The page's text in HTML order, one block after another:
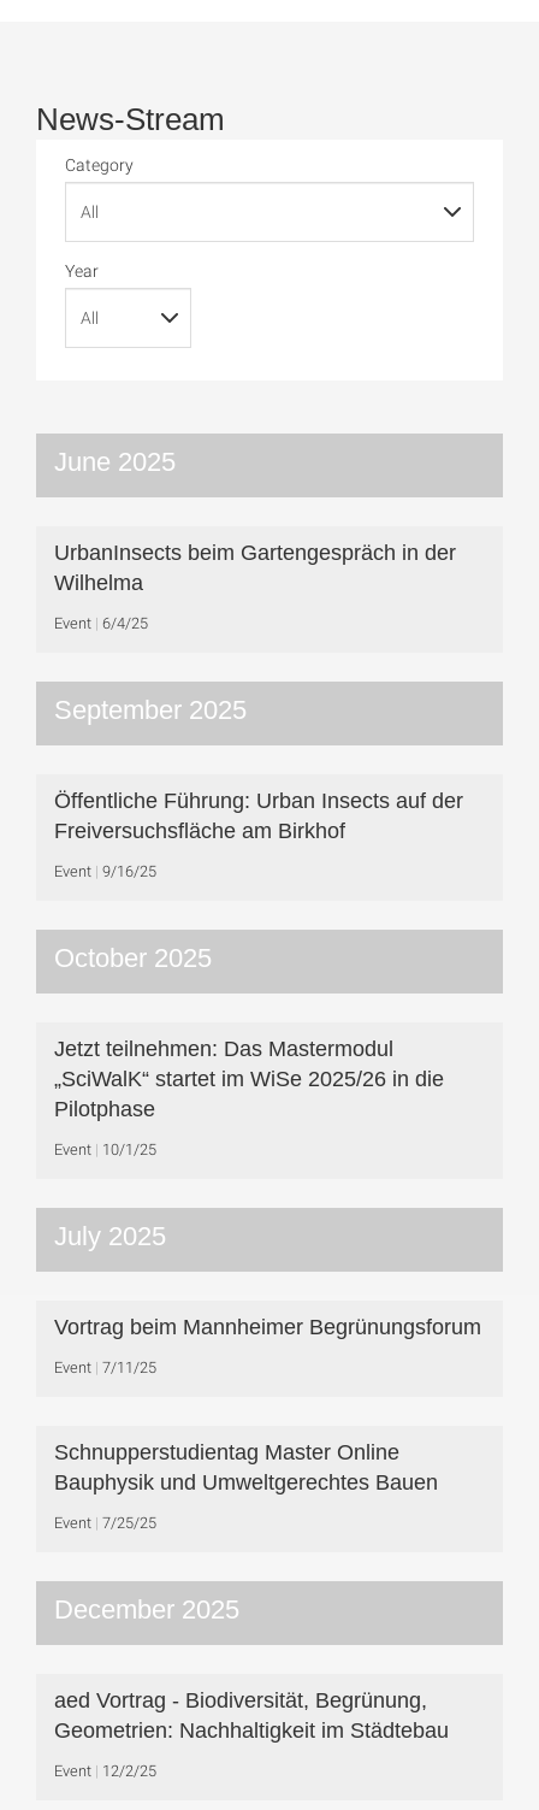
News-Stream
Category
Year
June 2025
UrbanInsects beim Gartengespräch in der
Wilhelma
Event 6/4/25
September 2025
Öffentliche Führung: Urban Insects auf der
Freiversuchsfläche am Birkhof
Event 9/16/25
October 2025
Jetzt teilnehmen: Das Mastermodul
„SciWalK“ startet im WiSe 2025/26 in die
Pilotphase
Event 10/1/25
July 2025
Vortrag beim Mannheimer Begrünungsforum
Event 7/11/25
Schnupperstudientag Master Online
Bauphysik und Umweltgerechtes Bauen
Event 7/25/25
December 2025
aed Vortrag - Biodiversität, Begrünung,
Geometrien: Nachhaltigkeit im Städtebau
Event 12/2/25